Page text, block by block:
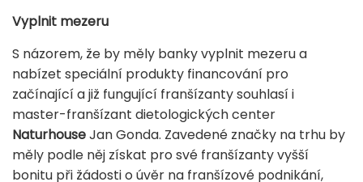
Vyplnit mezeru
S názorem, že by měly banky vyplnit mezeru a
nabízet speciální produkty financování pro
začínající a již fungující franšízanty souhlasí i
master-franšízant dietologických center
NaturhouseJan Gonda. Zavedené značky na trhu by
měly podle něj získat pro své franšízanty vyšší
bonitu při žádosti o úvěr na franšízové podnikání,